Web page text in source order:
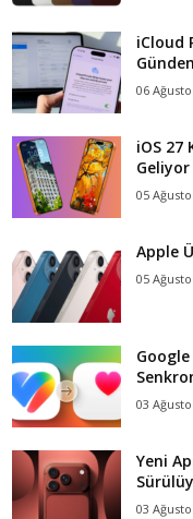
iCloud
06
iOS 27
Geliyor
05
Apple
05
03
Yeni
03